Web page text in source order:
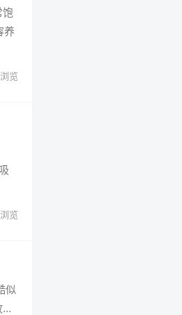
饱
养
浏览
浏览
似